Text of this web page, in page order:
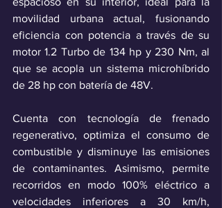
movilidad urbana actual, fusionando
eficiencia con potencia a través de su
motor 1.2 Turbo de 134 hp y 230 Nm, al
que se acopla un sistema microhíbrido
de 28 hp con batería de 48V.
Cuenta con tecnología de frenado
regenerativo, optimiza el consumo de
combustible y disminuye las emisiones
de contaminantes. Asimismo, permite
recorridos en modo 100% eléctrico a
velocidades inferiores a 30 km/h,